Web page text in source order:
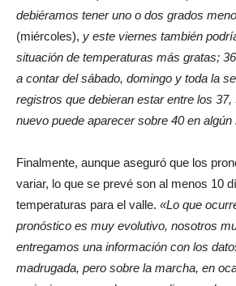
debiéramos tener uno o dos grados
(miércoles), y este viernes también
situación de temperaturas más gratas;
a contar del sábado, domingo y toda la
registros que debieran estar entre los
nuevo puede aparecer sobre 40 en algún
Finalmente, aunque aseguró que los
variar, lo que se prevé son al menos 10
temperaturas para el valle. «Lo que
pronóstico es muy evolutivo, nosotros
entregamos una información con los
madrugada, pero sobre la marcha, en